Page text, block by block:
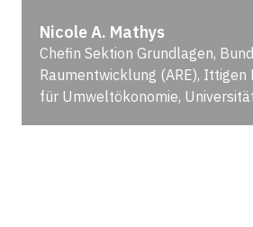
Nicole A. Mathys
Chefin Sektion Grundlagen,
Raumentwicklung (ARE), Ittigen
für Umweltökonomie,